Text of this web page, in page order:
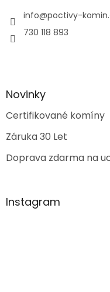
info@poctivy-
730 118 893
Novinky
Certifikované komíny
Záruka 30 Let
Doprava zdarma na
Instagram